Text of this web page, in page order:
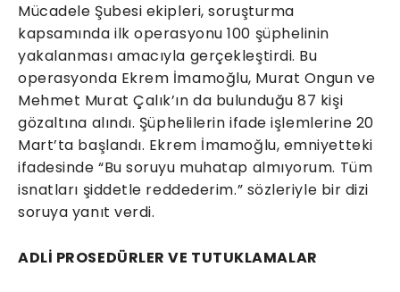
Mücadele Şubesi ekipleri, soruşturma
kapsamında ilk operasyonu 100 şüphelinin
yakalanması amacıyla gerçekleştirdi. Bu
operasyonda Ekrem İmamoğlu, Murat Ongun ve
Mehmet Murat Çalık’ın da bulunduğu 87 kişi
gözaltına alındı. Şüphelilerin ifade işlemlerine 20
Mart’ta başlandı. Ekrem İmamoğlu, emniyetteki
ifadesinde “Bu soruyu muhatap almıyorum. Tüm
isnatları şiddetle reddederim.” sözleriyle bir dizi
soruya yanıt verdi.
ADLİ PROSEDÜRLER VE TUTUKLAMALAR